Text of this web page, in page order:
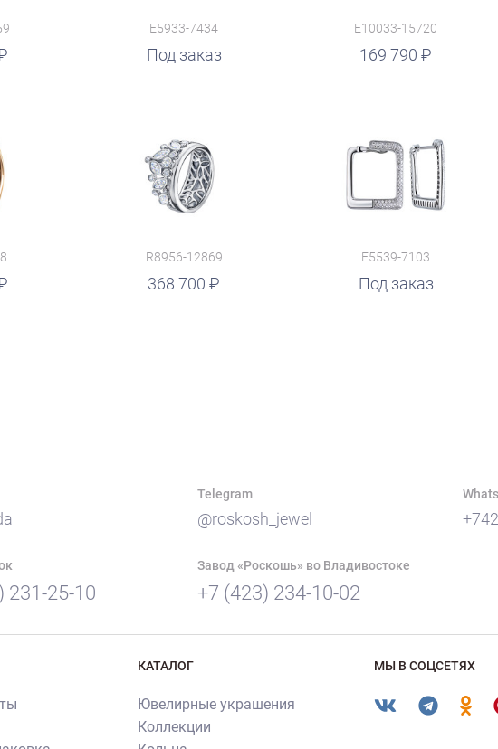
E5933-7434
Под заказ
E10033-15720
169 790
руб. руб.
R8956-12869
368 700
E5539-7103
Под заказ
Telegram
@roskosh_jewel
231-25-10
Завод «Роскошь» во Владивостоке
+7 (423) 234-10-02
КАТАЛОГ
Ювелирные украшения
Коллекции
МЫ В СОЦСЕТЯХ